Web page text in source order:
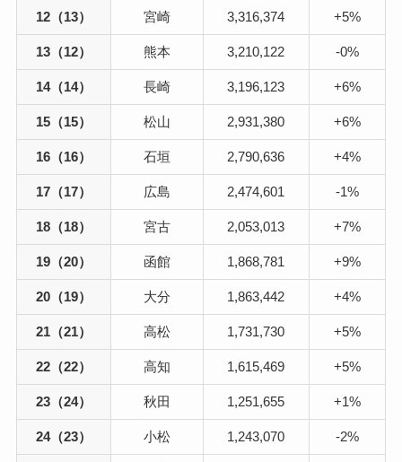
12（13） 宮崎 3,316,374 +5%
13（12） 熊本 3,210,122 -0%
14（14） 長崎 3,196,123 +6%
15（15） 松山 2,931,380 +6%
16（16） 石垣 2,790,636 +4%
17（17） 広島 2,474,601 -1%
18（18） 宮古 2,053,013 +7%
19（20） 函館 1,868,781 +9%
20（19） 大分 1,863,442 +4%
21（21） 高松 1,731,730 +5%
22（22） 高知 1,615,469 +5%
23（24） 秋田 1,251,655 +1%
24（23） 小松 1,243,070 -2%